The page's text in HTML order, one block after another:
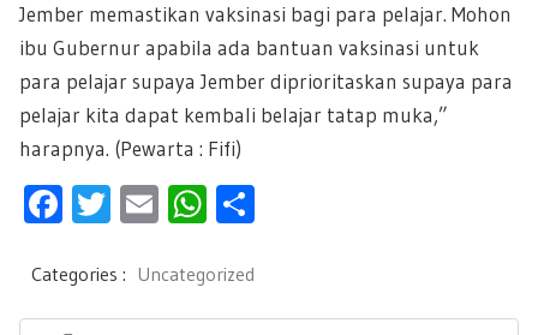
Jember memastikan vaksinasi bagi para pelajar. Mohon
ibu Gubernur apabila ada bantuan vaksinasi untuk
para pelajar supaya Jember diprioritaskan supaya para
pelajar kita dapat kembali belajar tatap muka,”
harapnya. (Pewarta : Fifi)
F
e
b
T
tt
er
E
ail
W
at
s
e
Categories : Uncategorized